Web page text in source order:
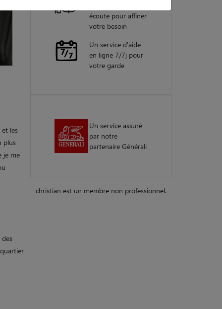
et les
plus
je me
écoute pour affiner
votre besoin
Un service d'aide
en ligne 7/7j pour
votre garde
Un service assuré
par notre
partenaire Générali
christian est un membre non professionnel.